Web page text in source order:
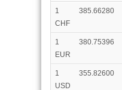
1
CHF
385.66280
1
EUR
380.75396
1
USD
355.82600